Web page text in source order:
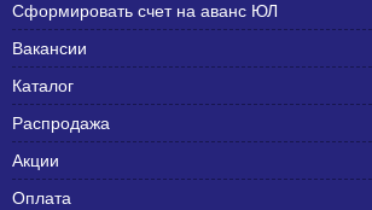
Сформировать счет на аванс ЮЛ
Вакансии
Каталог
Распродажа
Акции
Оплата